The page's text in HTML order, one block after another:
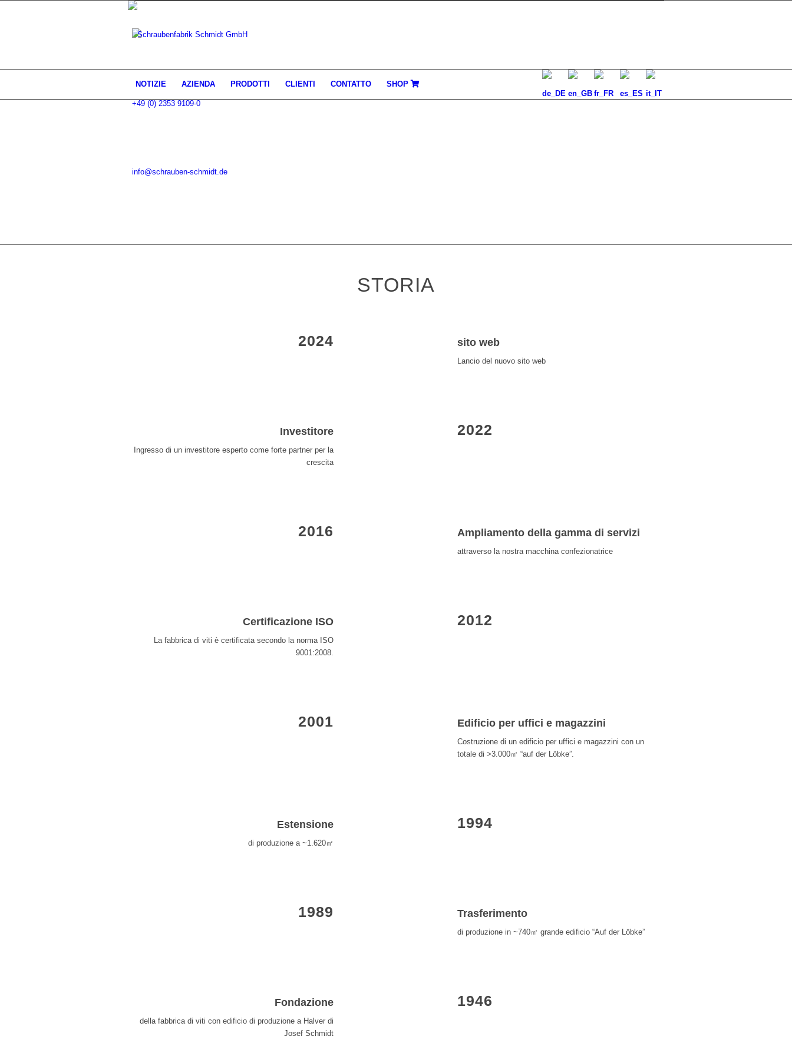
+49 (0) 2353 9109-0
info@schrauben-schmidt.de
NOTIZIE AZIENDA PRODOTTI CLIENTI CONTATTO SHOP
STORIA
2024 sito web
Lancio del nuovo sito web
Investitore
Ingresso di un investitore esperto come forte partner per la
crescita
2022
2016 Ampliamento della gamma di servizi
attraverso la nostra macchina confezionatrice
Certificazione ISO
La fabbrica di viti è certificata secondo la norma ISO
9001:2008.
2012
2001 Edificio per uffici e magazzini
Costruzione di un edificio per uffici e magazzini con un
totale di >3.000㎡ “auf der Löbke”.
Estensione
di produzione a ~1.620㎡
1994
1989 Trasferimento
di produzione in ~740㎡ grande edificio “Auf der Löbke”
Fondazione
della fabbrica di viti con edificio di produzione a Halver di
Josef Schmidt
1946